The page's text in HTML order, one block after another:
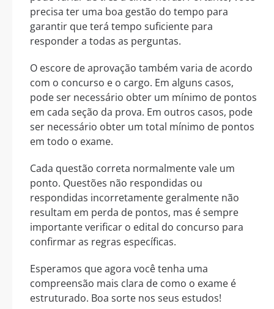
precisa ter uma boa gestão do tempo para
garantir que terá tempo suficiente para
responder a todas as perguntas.
O escore de aprovação também varia de acordo
com o concurso e o cargo. Em alguns casos,
pode ser necessário obter um mínimo de pontos
em cada seção da prova. Em outros casos, pode
ser necessário obter um total mínimo de pontos
em todo o exame.
Cada questão correta normalmente vale um
ponto. Questões não respondidas ou
respondidas incorretamente geralmente não
resultam em perda de pontos, mas é sempre
importante verificar o edital do concurso para
confirmar as regras específicas.
Esperamos que agora você tenha uma
compreensão mais clara de como o exame é
estruturado. Boa sorte nos seus estudos!